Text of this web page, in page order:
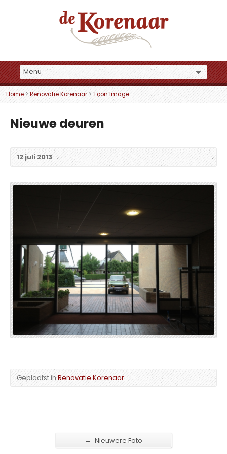
Home > Renovatie Korenaar> Toon Image
Nieuwe deuren
12 juli 2013
Geplaatst inRenovatie Korenaar
← Nieuwere Foto